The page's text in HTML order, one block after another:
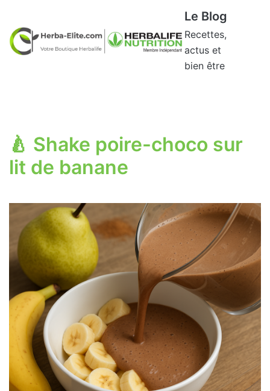
contenu
Le Blog
Recettes,
actus et
bien être
🍐 Shake poire-choco sur
lit de banane